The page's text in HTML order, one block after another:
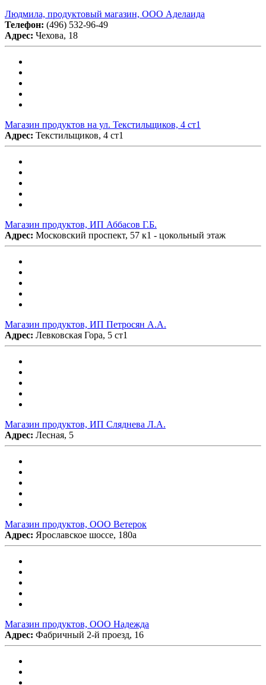
Людмила, продуктовый магазин, ООО Аделаида
Телефон: (496) 532-96-49
Адрес: Чехова, 18
Магазин продуктов на ул. Текстильщиков, 4 ст1
Адрес: Текстильщиков, 4 ст1
Магазин продуктов, ИП Аббасов Г.Б.
Адрес: Московский проспект, 57 к1 - цокольный этаж
Магазин продуктов, ИП Петросян А.А.
Адрес: Левковская Гора, 5 ст1
Магазин продуктов, ИП Сляднева Л.А.
Адрес: Лесная, 5
Магазин продуктов, ООО Ветерок
Адрес: Ярославское шоссе, 180а
Магазин продуктов, ООО Надежда
Адрес: Фабричный 2-й проезд, 16